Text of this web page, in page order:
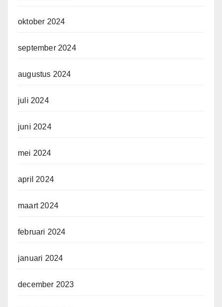
oktober 2024
september 2024
augustus 2024
juli 2024
juni 2024
mei 2024
april 2024
maart 2024
februari 2024
januari 2024
december 2023